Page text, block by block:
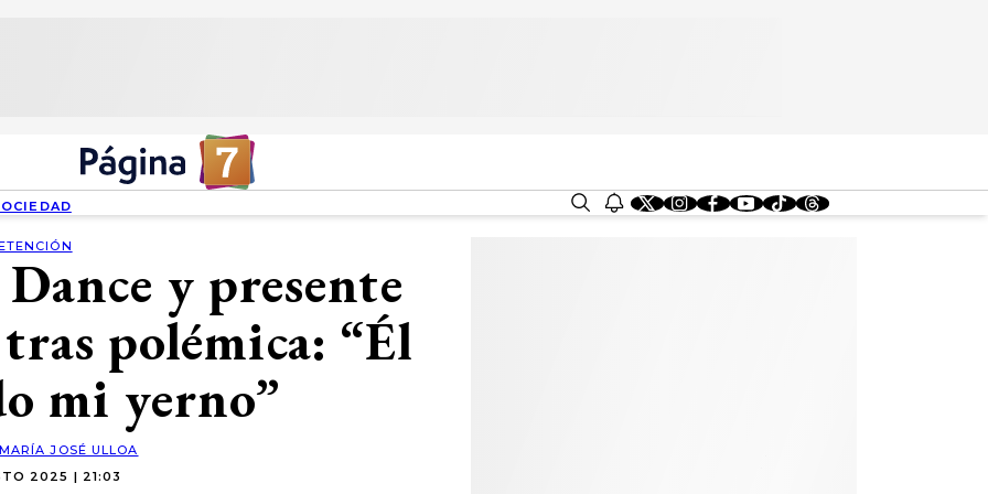
y presente
polémica: “Él
mi yerno”
MARÍA JOSÉ ULLOA
2025 | 21:03